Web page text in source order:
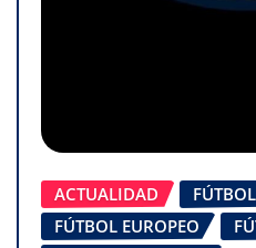
ACTUALIDAD
FÚTBOL
FÚTBOL EUROPEO